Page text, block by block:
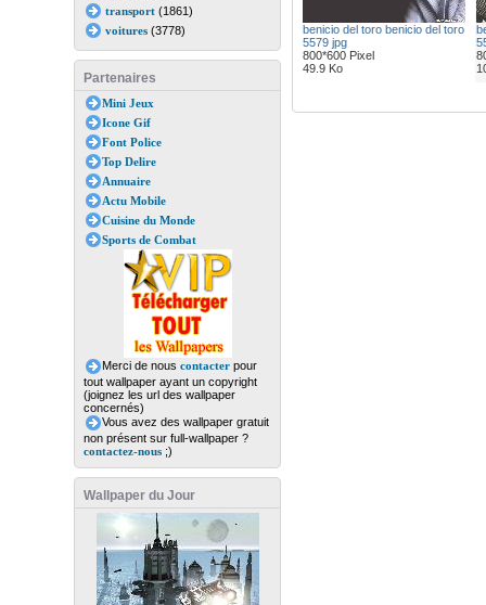
transport(1861)
voitures(3778)
Partenaires
Mini Jeux
Icone Gif
Font Police
Top Delire
Annuaire
Actu Mobile
Cuisine du Monde
Sports de Combat
Merci de nous contacterpour
tout wallpaper ayant un copyright
(joignez les url des wallpaper
concernés)
Vous avez des wallpaper gratuit
non présent sur full-wallpaper ?
contactez-nous;)
Wallpaper du Jour
benicio del toro benicio del toro
5579 jpg
800*600 Pixel
49.9 Ko